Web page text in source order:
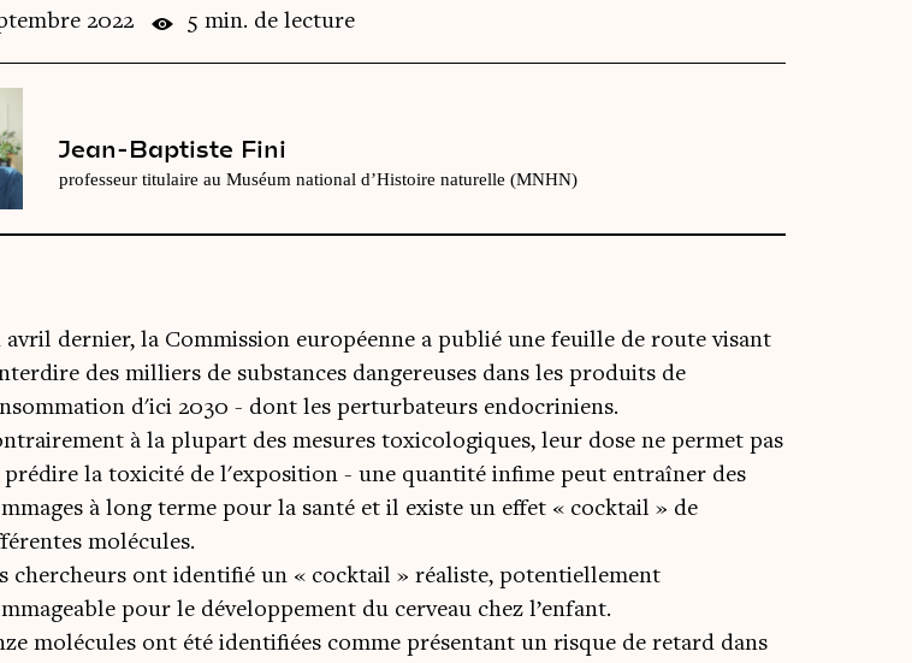
2022 5 min. de lecture
Jean-Baptiste Fini
professeur titulaire au Muséum national d’Histoire naturelle (MNHN)
avril dernier, la Commission européenne a publié une feuille de route visant
des milliers de substances dangereuses dans les produits de
d'ici 2030 - dont les perturbateurs endocriniens.
à la plupart des mesures toxicologiques, leur dose ne permet pas
prédire la toxicité de l'exposition - une quantité infime peut entraîner des
à long terme pour la santé et il existe un effet « cocktail » de
molécules.
chercheurs ont identifié un « cocktail » réaliste, potentiellement
pour le développement du cerveau chez l’enfant.
molécules ont été identifiées comme présentant un risque de retard dans